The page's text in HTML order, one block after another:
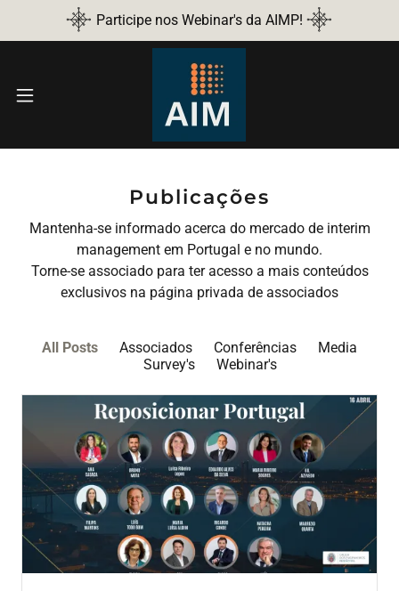
Participe nos Webinar's da AIMP!
Publicações
Mantenha-se informado acerca do mercado de interim
management em Portugal e no mundo.
Torne-se associado para ter acesso a mais conteúdos
exclusivos na página privada de associados
All Posts Associados Conferências
Media
Survey's
Webinar's